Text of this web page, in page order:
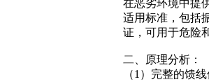
在恶劣环境中提
适用标准，包括
证，可用于危险
二、原理分析：
（1）完整的馈